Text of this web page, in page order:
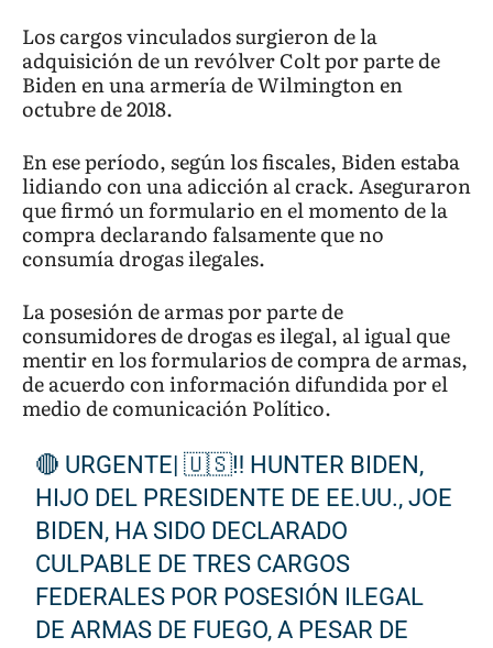
Los cargos vinculados surgieron de la
adquisición de un revólver Colt por parte de
Biden en una armería de Wilmington en
octubre de 2018.
En ese período, según los fiscales, Biden estaba
lidiando con una adicción al crack. Aseguraron
que firmó un formulario en el momento de la
compra declarando falsamente que no
consumía drogas ilegales.
La posesión de armas por parte de
consumidores de drogas es ilegal, al igual que
mentir en los formularios de compra de armas,
de acuerdo con información difundida por el
medio de comunicación Político.
🔴 URGENTE| 🇺🇸‼️ HUNTER BIDEN,
HIJO DEL PRESIDENTE DE EE.UU., JOE
BIDEN, HA SIDO DECLARADO
CULPABLE DE TRES CARGOS
FEDERALES POR POSESIÓN ILEGAL
DE ARMAS DE FUEGO, A PESAR DE